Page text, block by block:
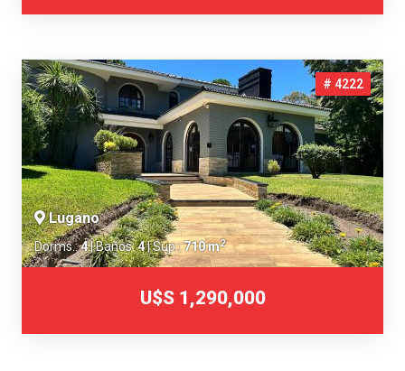
# 4222
Lugano
Dorms.:4| Baños:4| Sup.:710 m2
U$S 1,290,000